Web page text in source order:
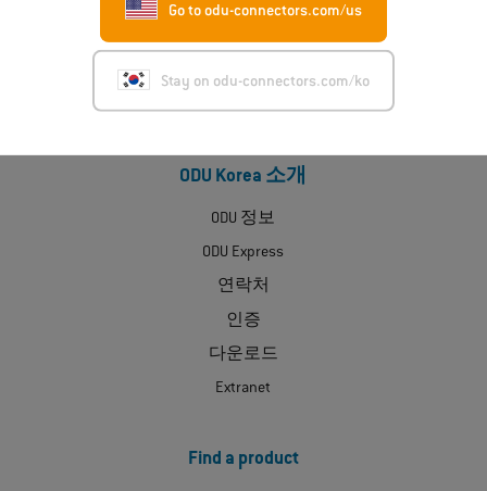
Go to odu-connectors.com/us
Stay on odu-connectors.com/ko
+82 (0) 2 6964 7181
sales@odu-korea.kr
ODU Korea 소개
ODU 정보
ODU Express
연락처
인증
다운로드
Extranet
Find a product